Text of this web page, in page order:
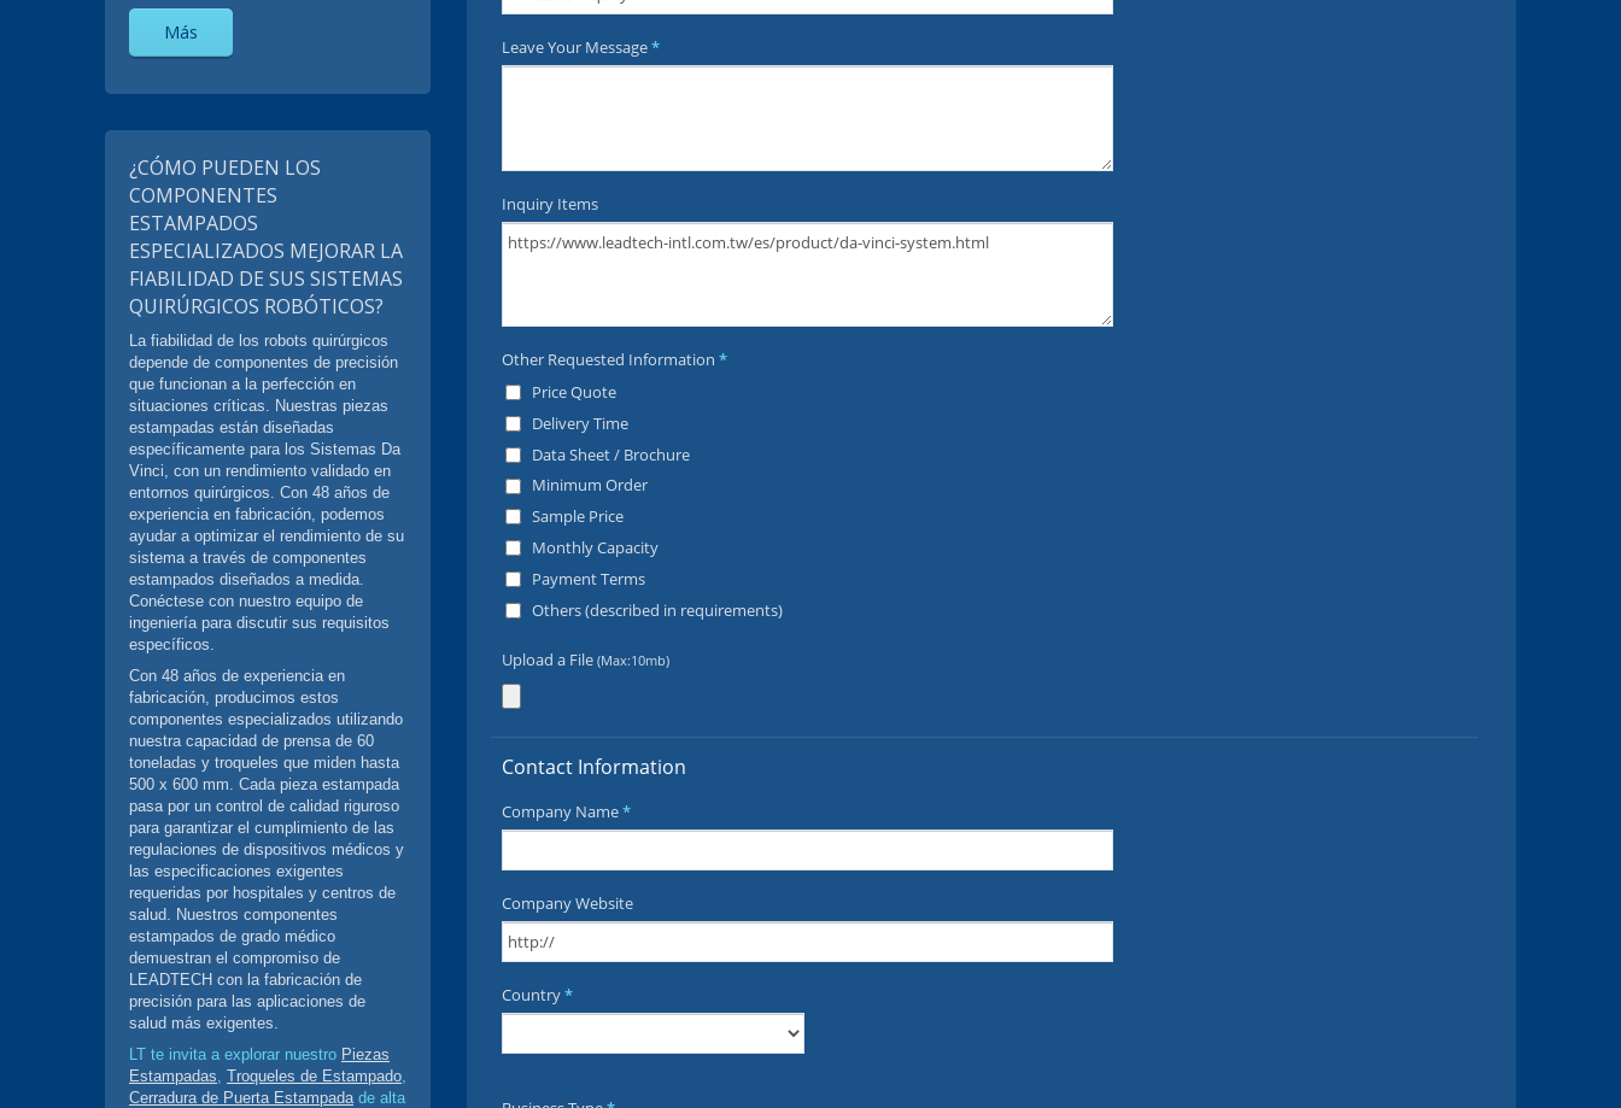
Más
¿CÓMO PUEDEN LOS
COMPONENTES
ESTAMPADOS
ESPECIALIZADOS MEJORAR LA
FIABILIDAD DE SUS SISTEMAS
QUIRÚRGICOS ROBÓTICOS?
La fiabilidad de los robots quirúrgicos
depende de componentes de precisión
que funcionan a la perfección en
situaciones críticas. Nuestras piezas
estampadas están diseñadas
específicamente para los Sistemas Da
Vinci, con un rendimiento validado en
entornos quirúrgicos. Con 48 años de
experiencia en fabricación, podemos
ayudar a optimizar el rendimiento de su
sistema a través de componentes
estampados diseñados a medida.
Conéctese con nuestro equipo de
ingeniería para discutir sus requisitos
específicos.
Con 48 años de experiencia en
fabricación, producimos estos
componentes especializados utilizando
nuestra capacidad de prensa de 60
toneladas y troqueles que miden hasta
500 x 600 mm. Cada pieza estampada
pasa por un control de calidad riguroso
para garantizar el cumplimiento de las
regulaciones de dispositivos médicos y
las especificaciones exigentes
requeridas por hospitales y centros de
salud. Nuestros componentes
estampados de grado médico
demuestran el compromiso de
LEADTECH con la fabricación de
precisión para las aplicaciones de
salud más exigentes.
LT te invita a explorar nuestro Piezas
Estampadas, Troqueles de Estampado,
Cerradura de Puerta Estampadade alta